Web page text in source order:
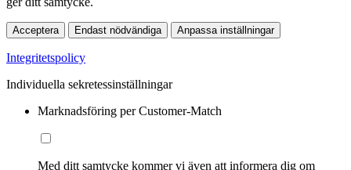
Acceptera Endast nödvändiga Anpassa inställningar
Integritetspolicy
Individuella sekretessinställningar
Marknadsföring per Customer-Match
Med ditt samtycke kommer vi även att informera dig om